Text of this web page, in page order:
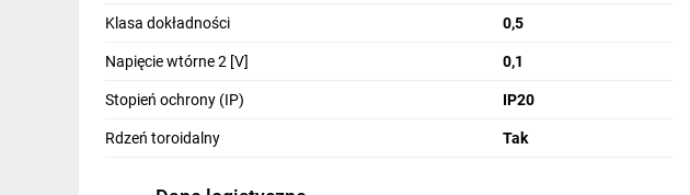
Odzież ochronna i BHP
Inne
Klasa dokładności 0,5
Napięcie wtórne 2 [V] 0,1
Stopień ochrony (IP) IP20
Rdzeń toroidalny Tak